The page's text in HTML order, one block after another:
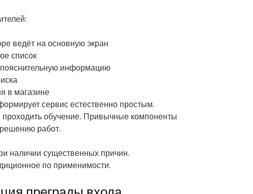
ведёт на основную экран
список
информацию
в магазине
сервис естественно простым.
обучение. Привычные компоненты
решению работ.
наличии существенных причин.
по применимости.